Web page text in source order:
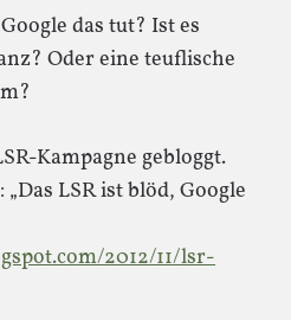
das tut? Ist es
Oder eine teuflische
Kampagne gebloggt.
LSR ist blöd, Google
2012/11/lsr-